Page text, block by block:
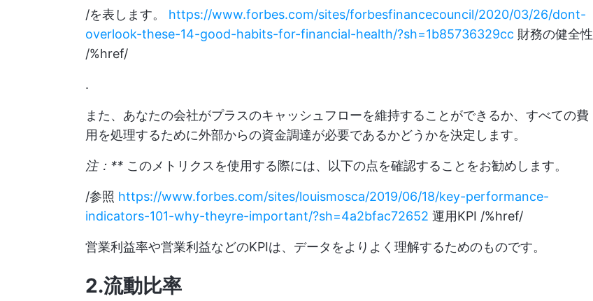
/を表します。 https://www.forbes.com/sites/forbesfinancecouncil/2020/03/26/dont-
overlook-these-14-good-habits-for-financial-health/?sh=1b85736329cc 財務の健全性
/%href/
.
また、あなたの会社がプラスのキャッシュフローを維持することができるか、すべての費
用を処理するために外部からの資金調達が必要であるかどうかを決定します。
注：** このメトリクスを使用する際には、以下の点を確認することをお勧めします。
/参照 https://www.forbes.com/sites/louismosca/2019/06/18/key-performance-
indicators-101-why-theyre-important/?sh=4a2bfac72652 運用KPI /%href/
営業利益率や営業利益などのKPIは、データをよりよく理解するためのものです。
2.流動比率